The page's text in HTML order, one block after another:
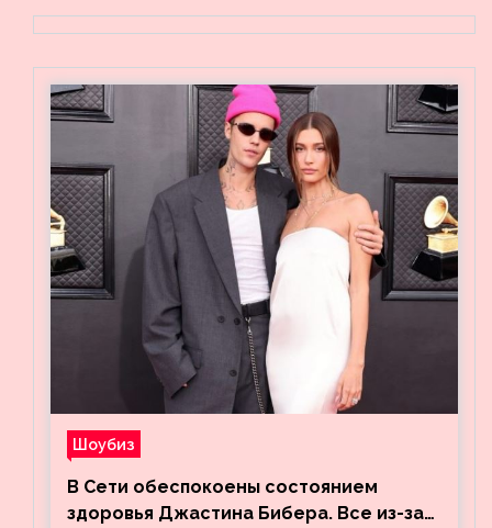
Шоубиз
В Сети обеспокоены состоянием
здоровья Джастина Бибера. Все из-за